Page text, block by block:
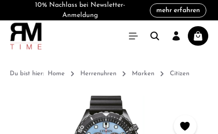
10% Nachlass bei Newsletter-
Anmeldung
mehr erfahren
Du bist hier: Home Herrenuhren Marken Citizen
Bildergalerie überspringen